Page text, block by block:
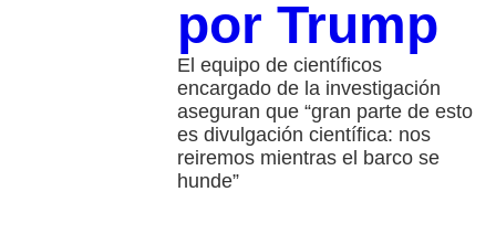
por Trump
El equipo de científicos
encargado de la investigación
aseguran que “gran parte de esto
es divulgación científica: nos
reiremos mientras el barco se
hunde”